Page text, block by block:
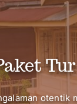
Tur
otentik